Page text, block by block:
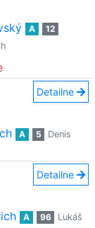
A
12
Detailne
A 5
Denis
Detailne
A 96
Lukáš